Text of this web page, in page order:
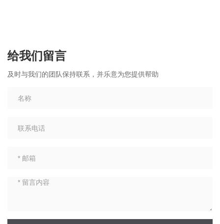
给我们留言
及时与我们的团队保持联系，并乐意为您提供帮助